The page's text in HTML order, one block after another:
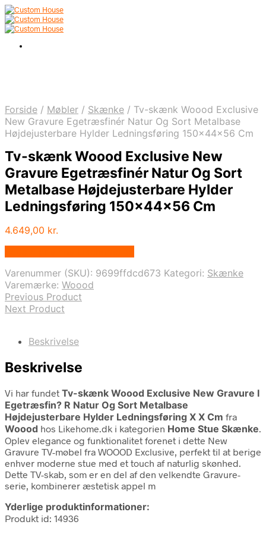
Forside / Møbler / Skænke / Tv-skænk Woood Exclusive
New Gravure Egetræsfinér Natur Og Sort Metalbase
Højdejusterbare Hylder Ledningsføring 150x44x56 Cm
Tv-skænk Woood Exclusive New
Gravure Egetræsfinér Natur Og Sort
Metalbase Højdejusterbare Hylder
Ledningsføring 150x44x56 Cm
4.649,00 kr.
Varenummer (SKU): 9699ffdcd673 Kategori: Skænke
Varemærke: Woood
Previous Product
Next Product
Beskrivelse
Beskrivelse
Vi har fundet Tv-skænk Woood Exclusive New Gravure I
Egetræsfin? R Natur Og Sort Metalbase
Højdejusterbare Hylder Ledningsføring X X Cm fra
Woood hos Likehome.dk i kategorien Home Stue Skænke.
Oplev elegance og funktionalitet forenet i dette New
Gravure TV-møbel fra WOOOD Exclusive, perfekt til at berige
enhver moderne stue med et touch af naturlig skønhed.
Dette TV-skab, som er en del af den velkendte Gravure-
serie, kombinerer æstetisk appel m
Yderlige produktinformationer:
Produkt id: 14936